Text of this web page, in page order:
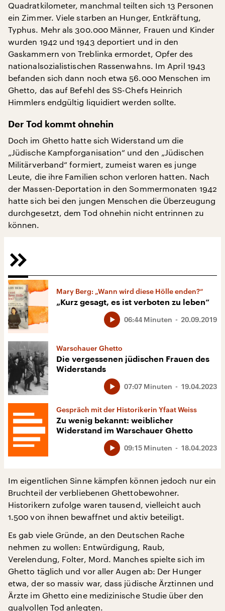
Quadratkilometer, manchmal teilten sich 13 Personen
ein Zimmer. Viele starben an Hunger, Entkräftung,
Typhus. Mehr als 300.000 Männer, Frauen und Kinder
wurden 1942 und 1943 deportiert und in den
Gaskammern von Treblinka ermordet, Opfer des
nationalsozialistischen Rassenwahns. Im April 1943
befanden sich dann noch etwa 56.000 Menschen im
Ghetto, das auf Befehl des SS-Chefs Heinrich
Himmlers endgültig liquidiert werden sollte.
Der Tod kommt ohnehin
Doch im Ghetto hatte sich Widerstand um die
„Jüdische Kampforganisation“ und den „Jüdischen
Militärverband“ formiert, zumeist waren es junge
Leute, die ihre Familien schon verloren hatten. Nach
der Massen-Deportation in den Sommermonaten 1942
hatte sich bei den jungen Menschen die Überzeugung
durchgesetzt, dem Tod ohnehin nicht entrinnen zu
können.
Mary Berg: „Wann wird diese Hölle enden?“
„Kurz gesagt, es ist verboten zu leben“
20.09.2019
06:44 Minuten
Warschauer Ghetto
Die vergessenen jüdischen Frauen des
Widerstands
19.04.2023
07:07 Minuten
Gespräch mit der Historikerin Yfaat Weiss
Zu wenig bekannt: weiblicher
Widerstand im Warschauer Ghetto
18.04.2023
09:15 Minuten
Im eigentlichen Sinne kämpfen können jedoch nur ein
Bruchteil der verbliebenen Ghettobewohner.
Historikern zufolge waren tausend, vielleicht auch
1.500 von ihnen bewaffnet und aktiv beteiligt.
Es gab viele Gründe, an den Deutschen Rache
nehmen zu wollen: Entwürdigung, Raub,
Verelendung, Folter, Mord. Manches spielte sich im
Ghetto täglich und vor aller Augen ab: Der Hunger
etwa, der so massiv war, dass jüdische Ärztinnen und
Ärzte im Ghetto eine medizinische Studie über den
qualvollen Tod anlegten.